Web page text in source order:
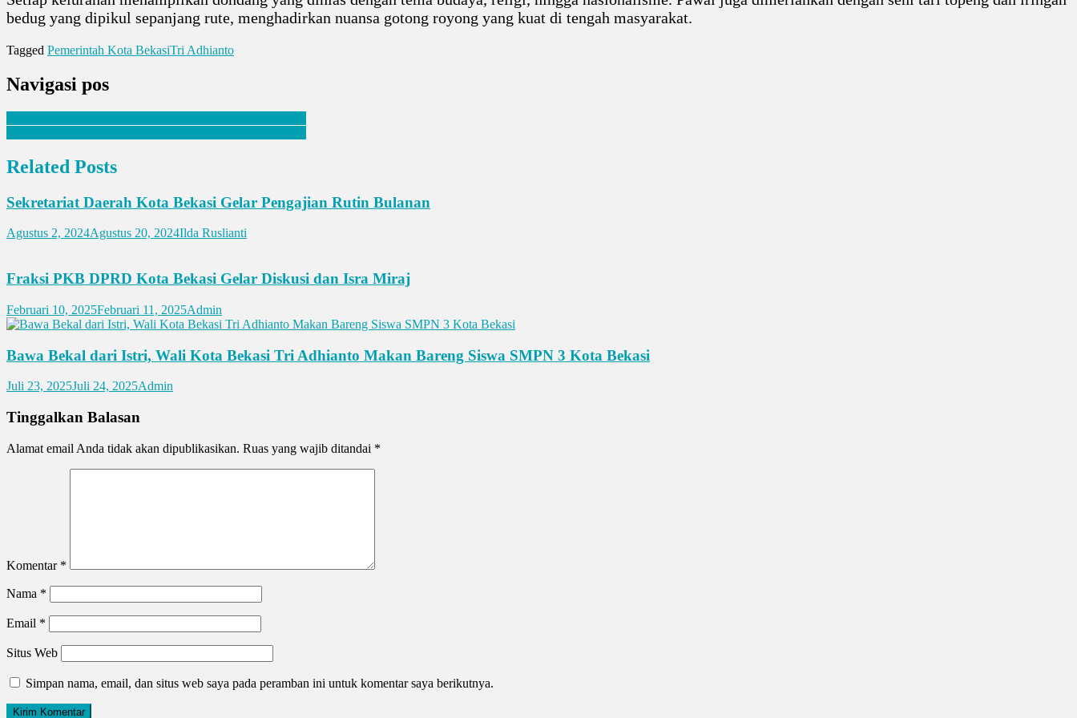
bedug yang dipikul sepanjang rute, menghadirkan nuansa gotong royong yang kuat di tengah masyarakat.
Tagged Pemerintah Kota BekasiTri Adhianto
Navigasi pos
Related Posts
Sekretariat Daerah Kota Bekasi Gelar Pengajian Rutin Bulanan
Agustus 2, 2024Agustus 20, 2024Ilda Ruslianti
Fraksi PKB DPRD Kota Bekasi Gelar Diskusi dan Isra Miraj
Februari 10, 2025Februari 11, 2025Admin
Bawa Bekal dari Istri, Wali Kota Bekasi Tri Adhianto Makan Bareng Siswa SMPN 3 Kota Bekasi
Juli 23, 2025Juli 24, 2025Admin
Tinggalkan Balasan
Alamat email Anda tidak akan dipublikasikan. Ruas yang wajib ditandai *
Komentar *
Nama *
Email *
Situs Web
Simpan nama, email, dan situs web saya pada peramban ini untuk komentar saya berikutnya.